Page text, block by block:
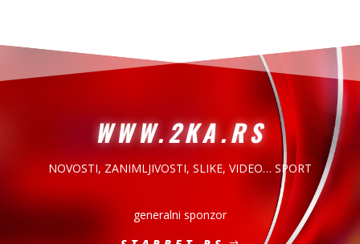
WWW.2KA.RS
NOVOSTI, ZANIMLJIVOSTI, SLIKE, VIDEO… SPORT
generalni sponzor